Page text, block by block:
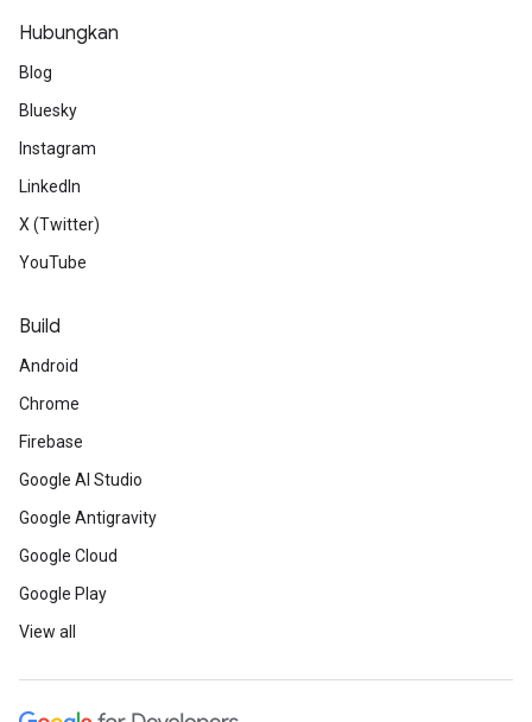
Hubungkan
Blog
Bluesky
Instagram
LinkedIn
X (Twitter)
YouTube
Build
Android
Chrome
Firebase
Google AI Studio
Google Antigravity
Google Cloud
Google Play
View all